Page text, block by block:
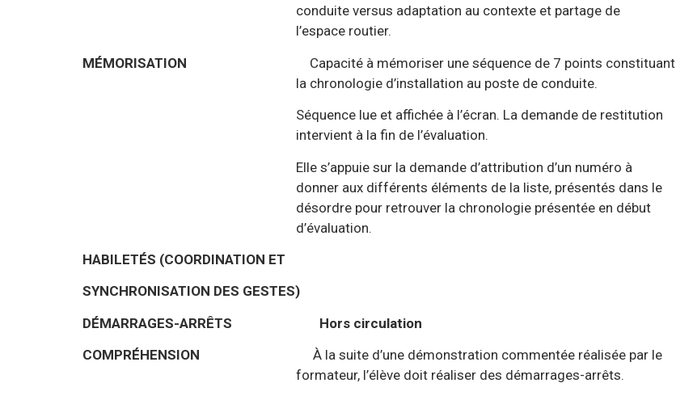
conduite versus adaptation au contexte et partage de
l’espace routier.
MÉMORISATION Capacité à mémoriser une séquence de 7 points constituant
la chronologie d’installation au poste de conduite.
Séquence lue et affichée à l’écran. La demande de restitution
intervient à la fin de l’évaluation.
Elle s’appuie sur la demande d’attribution d’un numéro à
donner aux différents éléments de la liste, présentés dans le
désordre pour retrouver la chronologie présentée en début
d’évaluation.
HABILETÉS (COORDINATION ET
SYNCHRONISATION DES GESTES)
DÉMARRAGES-ARRÊTS Hors circulation
COMPRÉHENSION À la suite d’une démonstration commentée réalisée par le
formateur, l’élève doit réaliser des démarrages-arrêts.